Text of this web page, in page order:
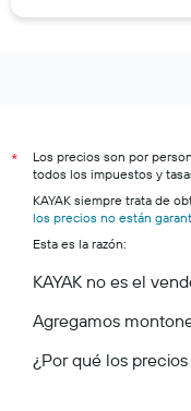
*
Los precios son por
todos los impuestos y
KAYAK siempre trata de
los precios no están
Esta es la razón:
KAYAK no es el
Agregamos
¿Por qué los